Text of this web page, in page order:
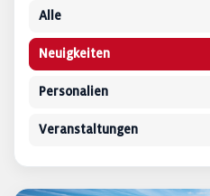
Alle
Neuigkeiten
Personalien
Veranstaltungen